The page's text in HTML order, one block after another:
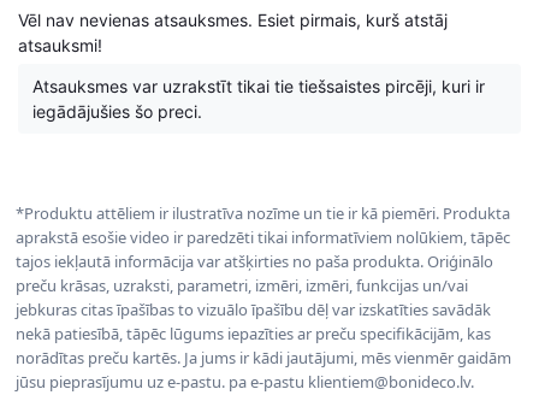
Vēl nav nevienas atsauksmes. Esiet pirmais, kurš atstāj
atsauksmi!
Atsauksmes var uzrakstīt tikai tie tiešsaistes pircēji, kuri ir
iegādājušies šo preci.
*Produktu attēliem ir ilustratīva nozīme un tie ir kā piemēri. Produkta
aprakstā esošie video ir paredzēti tikai informatīviem nolūkiem, tāpēc
tajos iekļautā informācija var atšķirties no paša produkta. Oriģinālo
preču krāsas, uzraksti, parametri, izmēri, izmēri, funkcijas un/vai
jebkuras citas īpašības to vizuālo īpašību dēļ var izskatīties savādāk
nekā patiesībā, tāpēc lūgums iepazīties ar preču specifikācijām, kas
norādītas preču kartēs. Ja jums ir kādi jautājumi, mēs vienmēr gaidām
jūsu pieprasījumu uz e-pastu. pa e-pastu klientiem@bonideco.lv.